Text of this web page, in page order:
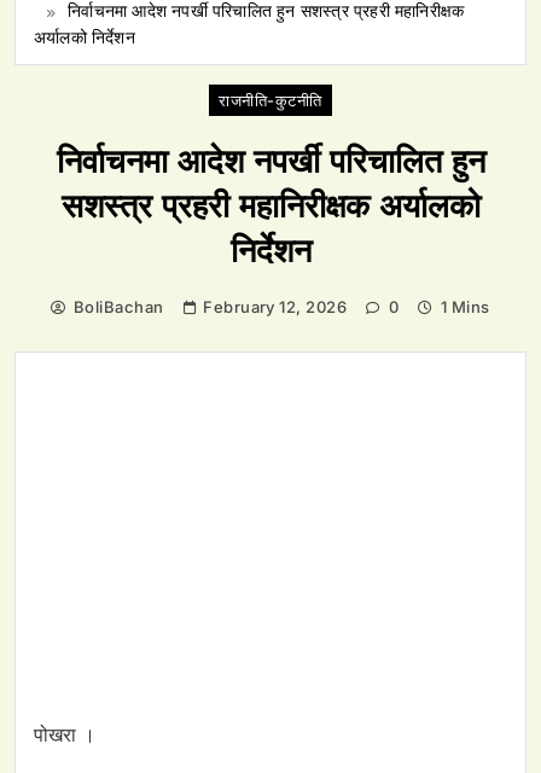
निर्वाचनमा आदेश नपर्खी परिचालित हुन सशस्त्र प्रहरी महानिरीक्षक
अर्यालको निर्देशन
राजनीति-कुटनीति
निर्वाचनमा आदेश नपर्खी परिचालित हुन
सशस्त्र प्रहरी महानिरीक्षक अर्यालको
निर्देशन
BoliBachan February 12, 2026 0 1 Mins
पोखरा ।